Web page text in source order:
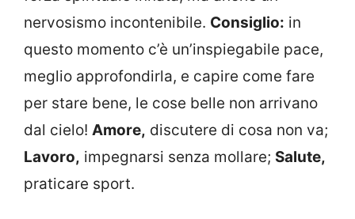
nervosismo incontenibile. Consiglio: in
questo momento c’è un’inspiegabile pace,
meglio approfondirla, e capire come fare
per stare bene, le cose belle non arrivano
dal cielo! Amore, discutere di cosa non va;
Lavoro, impegnarsi senza mollare; Salute,
praticare sport.